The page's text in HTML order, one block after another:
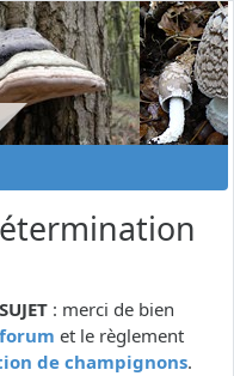
: merci de bien
et le règlement
de champignons.